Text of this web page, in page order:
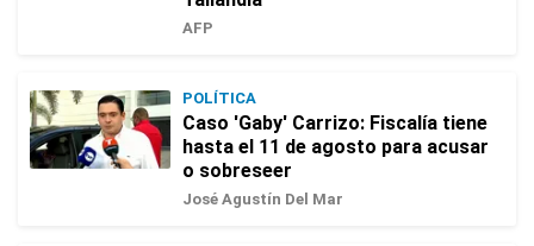
AFP
POLÍTICA
Caso 'Gaby' Carrizo: Fiscalía tiene
hasta el 11 de agosto para acusar
o sobreseer
José Agustín Del Mar